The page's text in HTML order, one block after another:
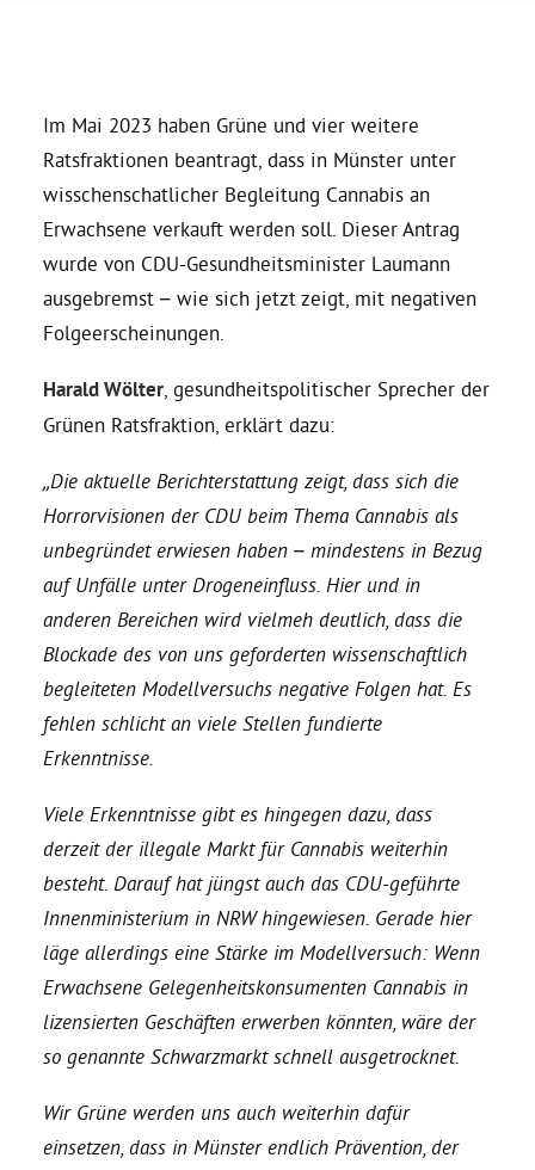
Daniel Freund, MdEP
Delegierte
Grüne im Rathaus
Ratsfraktion
Ratsanträge
Fraktionsgeschäftsstelle
Bezirksvertretungen
Aktiv werden
Termine
Arbeitsgruppen
Mitglied werden
Kommunalpolitik
Engagement-Sprechstunde
Im Mai 2023 haben Grüne und vier weitere
Ratsfraktionen beantragt, dass in Münster unter
wisschenschatlicher Begleitung Cannabis an
Erwachsene verkauft werden soll. Dieser Antrag
wurde von CDU-Gesundheitsminister Laumann
ausgebremst – wie sich jetzt zeigt, mit negativen
Folgeerscheinungen.
Harald Wölter , gesundheitspolitischer Sprecher der
Grünen Ratsfraktion, erklärt dazu:
„Die aktuelle Berichterstattung zeigt, dass sich die
Horrorvisionen der CDU beim Thema Cannabis als
unbegründet erwiesen haben – mindestens in Bezug
auf Unfälle unter Drogeneinfluss. Hier und in
anderen Bereichen wird vielmeh deutlich, dass die
Blockade des von uns geforderten wissenschaftlich
begleiteten Modellversuchs negative Folgen hat. Es
fehlen schlicht an viele Stellen fundierte
Erkenntnisse.
Viele Erkenntnisse gibt es hingegen dazu, dass
derzeit der illegale Markt für Cannabis weiterhin
besteht. Darauf hat jüngst auch das CDU-geführte
Innenministerium in NRW hingewiesen. Gerade hier
läge allerdings eine Stärke im Modellversuch: Wenn
Erwachsene Gelegenheitskonsumenten Cannabis in
lizensierten Geschäften erwerben könnten, wäre der
so genannte Schwarzmarkt schnell ausgetrocknet.
Wir Grüne werden uns auch weiterhin dafür
einsetzen, dass in Münster endlich Prävention, der